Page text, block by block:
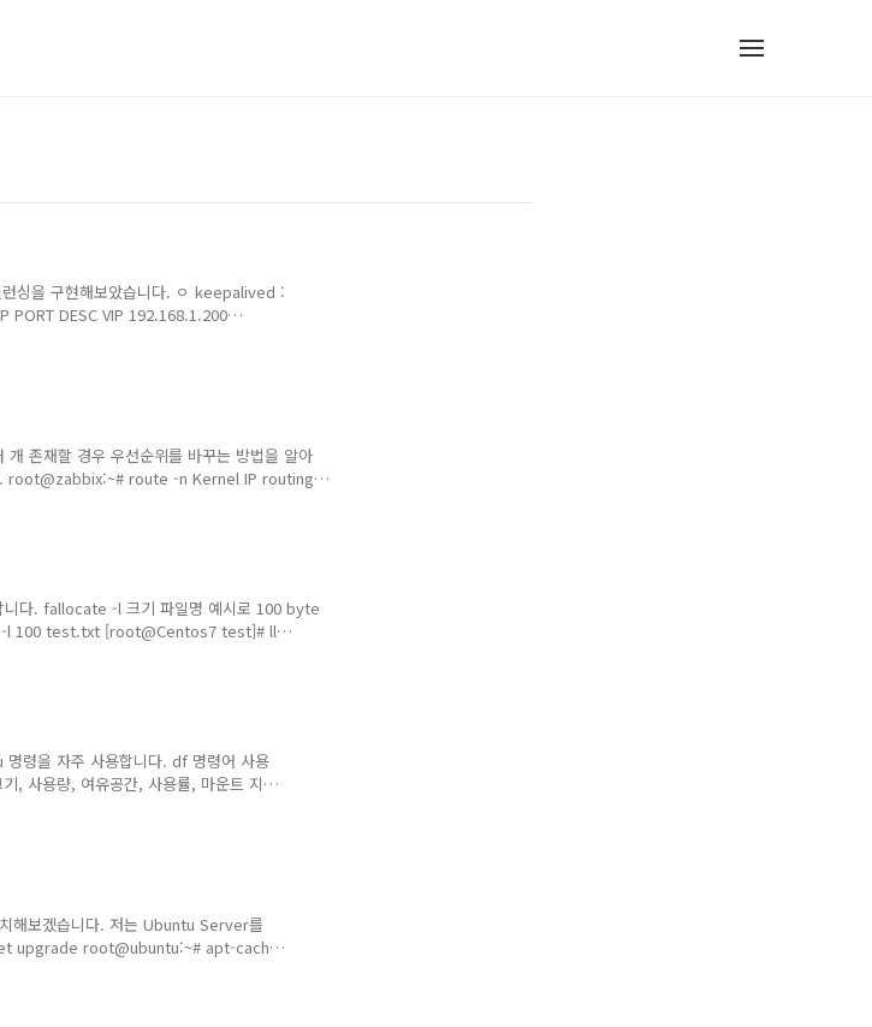
싱을 구현해보았습니다. ㅇ keepalived :
PORT DESC VIP 192.168.1.200
keepalived+haproxy Haproxy_Backup
80 Wordpress Web_Backup
존재할 경우 우선순위를 바꾸는 방법을 알아
root@zabbix:~# route -n Kernel IP routing
0.0.0.0 192.168.1.1 0.0.0.0 UG 0 0 0
0.0.0.0 255.255.255.0 U 0 0 0 ens160
니다. fallocate -l 크기 파일명 예시로 100 byte
-l 100 test.txt [root@Centos7 test]# ll
10G 파일을 생성해보겠습니다.
test]# ll -h test.txt -rw-r--r--. 1 root
령을 자주 사용합니다. df 명령어 사용
, 사용량, 여유공간, 사용률, 마운트 지
다. 그렇기 때문에 -h 옵션을 사용하여
인하는 명령어라면, du는 디렉터리의 사
해보겠습니다. 저는 Ubuntu Server를
upgrade root@ubuntu:~# apt-cache
shellinabox_2.14-1_amd64.deb